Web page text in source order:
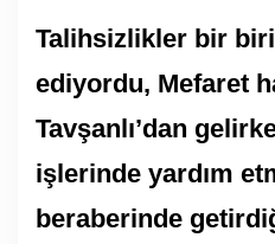
Talihsizlikler bir
ediyordu, Mefaret
Tavşanlı’dan
işlerinde yardım
beraberinde